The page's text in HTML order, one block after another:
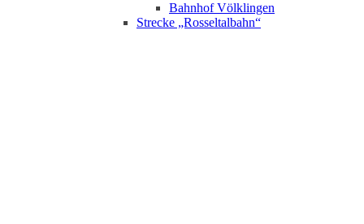
Bahnhof Völklingen
Strecke „Rosseltalbahn“